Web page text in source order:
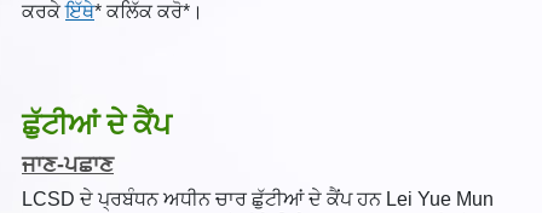
ਕਰਕੇਇੱਥੇ* ਕਲਿੱਕ ਕਰੋ*।
ਛੁੱਟੀਆਂ ਦੇ ਕੈਂਪ
ਜਾਣ-ਪਛਾਣ
LCSD ਦੇ ਪ੍ਰਬੰਧਨ ਅਧੀਨ ਚਾਰ ਛੁੱਟੀਆਂ ਦੇ ਕੈਂਪ ਹਨ Lei Yue Mun